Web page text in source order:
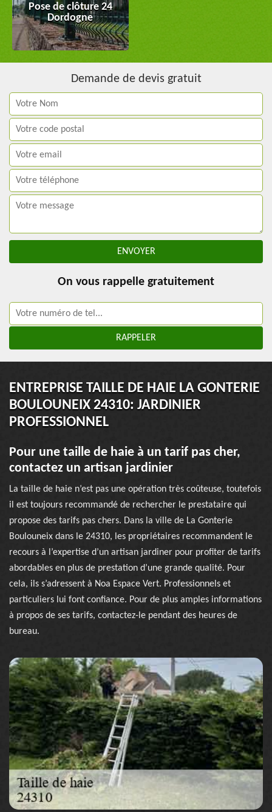
Pose de clôture 24
Dordogne
Demande de devis gratuit
On vous rappelle gratuitement
ENTREPRISE TAILLE DE HAIE LA GONTERIE
BOULOUNEIX 24310: JARDINIER
PROFESSIONNEL
Pour une taille de haie à un tarif pas cher,
contactez un artisan jardinier
La taille de haie n’est pas une opération très coûteuse, toutefois
il est toujours recommandé de rechercher le prestataire qui
propose des tarifs pas chers. Dans la ville de La Gonterie
Boulouneix dans le 24310, les propriétaires recommandent le
recours à l’expertise d’un artisan jardiner pour profiter de tarifs
abordables en plus de prestation d’une grande qualité. Pour
cela, ils s’adressent à Noa Espace Vert. Professionnels et
particuliers lui font confiance. Pour de plus amples informations
à propos de ses tarifs, contactez-le pendant des heures de
bureau.